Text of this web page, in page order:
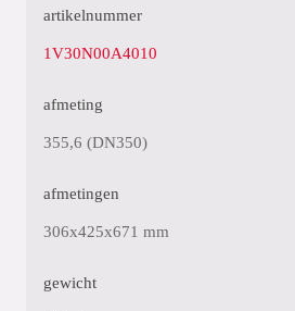
artikelnummer
1V30N00A4010
afmeting
355,6 (DN350)
afmetingen
306x425x671 mm
gewicht